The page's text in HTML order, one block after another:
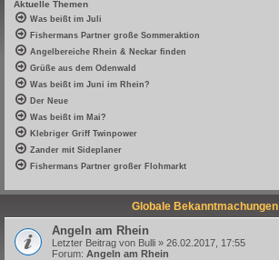
Aktuelle Themen
Was beißt im Juli
Fishermans Partner große Sommeraktion
Angelbereiche Rhein & Neckar finden
Grüße aus dem Odenwald
Was beißt im Juni im Rhein?
Der Neue
Was beißt im Mai?
Klebriger Griff Twinpower
Zander mit Sideplaner
Fishermans Partner großer Flohmarkt
Globale Bekanntmachungen
Angeln am Rhein
Letzter Beitrag von Bulli » 26.02.2017, 17:55
Forum: Angeln am Rhein